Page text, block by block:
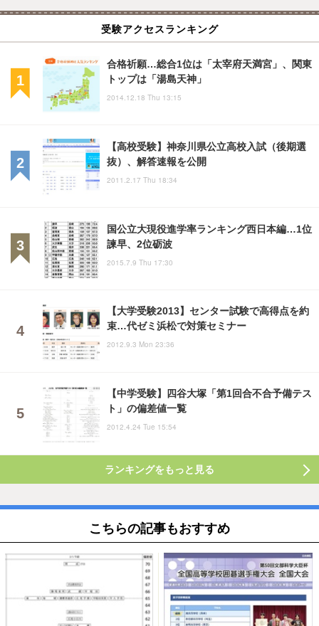
受験アクセスランキング
合格祈願…総合1位は「太宰府天満宮」、関東
トップは「湯島天神」
2014.12.18 Thu 13:15
【高校受験】神奈川県公立高校入試（後期選
抜）、解答速報を公開
2011.2.17 Thu 18:34
国公立大現役進学率ランキング西日本編…1位
諫早、2位砺波
2015.7.9 Thu 17:30
【大学受験2013】センター試験で高得点を約
束…代ゼミ浜松で対策セミナー
2012.9.3 Mon 23:36
【中学受験】四谷大塚「第1回合不合予備テス
ト」の偏差値一覧
2012.4.24 Tue 15:54
ランキングをもっと見る
こちらの記事もおすすめ